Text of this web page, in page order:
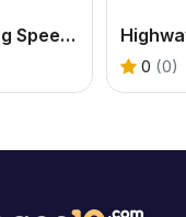
Car Driving Speed Trial
0 (0)